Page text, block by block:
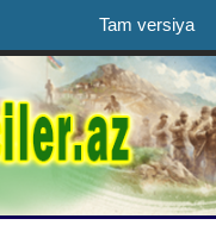
Tam versiya